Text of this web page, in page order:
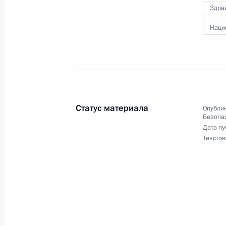
18 октября 2022 года, вторник
17 октября 2022 года,
Встреча с руководителем
Статус материала
Дата